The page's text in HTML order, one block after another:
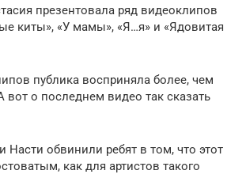
презентовала ряд видеоклипов
киты», «У мамы», «Я…я» и «Ядовитая
публика восприняла более, чем
вот о последнем видео так сказать
Насти обвинили ребят в том, что этот
как для артистов такого